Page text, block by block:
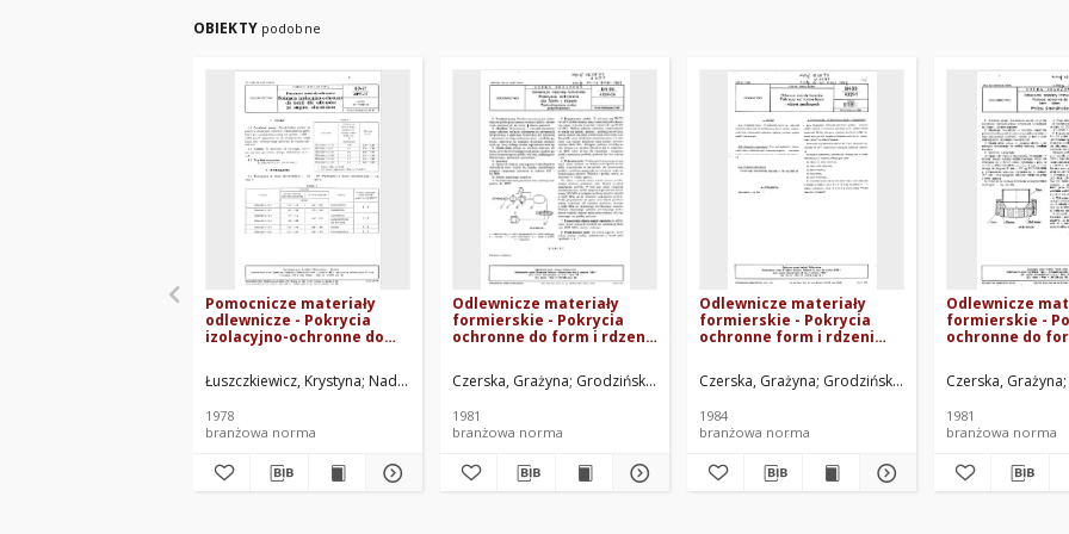
OBIEKTY podobne
Pomocnicze materiały
odlewnicze - Pokrycia
izolacyjno-ochronne do
stopów aluminium BN-
77/4025-11
Łuszczkiewicz, Krystyna Nadzieja, Jan Pawłowska, Halina Smoleń, Zygmunt Instytut Odlewnictwa w Krakowie. Oprac.
1978
branżowa norma
Odlewnicze materiały
formierskie - Pokrycia
ochronne do form i rdzeni
przyczepności BN-80/4024-
04
Czerska, Grażyna Grodziński, Zygmunt Palma, Aleksander Pawłowska, Halina Smoleń,
1981
branżowa norma
Odlewnicze materiały
formierskie - Pokrycia
ochronne form i rdzeni
Czerska, Grażyna Grodziński, Zygmunt Palma,
1984
branżowa norma
Odlewnicze
formierskie -
ochronne do
80/4024-03
Czerska, Grażyna
1981
branżowa norma